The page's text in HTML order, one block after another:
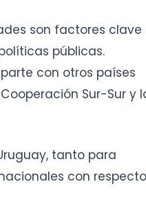
son factores clave
públicas.
con otros países
Sur-Sur y
tanto para
con respecto